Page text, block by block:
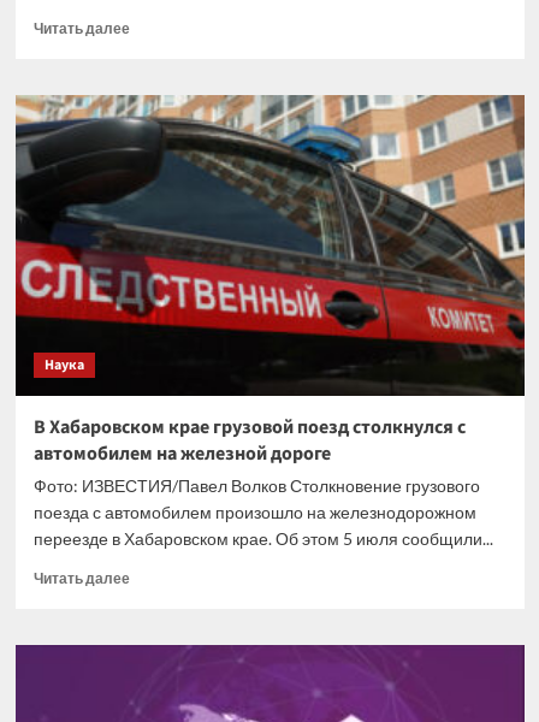
Читать далееПрочитать
Туск
заявил
об
ожидании
первого
от
Киева
после
скандала
с
Наука
В Хабаровском крае грузовой поезд столкнулся с
автомобилем на железной дороге
Фото: ИЗВЕСТИЯ/Павел Волков Столкновение грузового
поезда с автомобилем произошло на железнодорожном
переезде в Хабаровском крае. Об этом 5 июля сообщили...
Читать далееПрочитать
В
Хабаровском
грузовой